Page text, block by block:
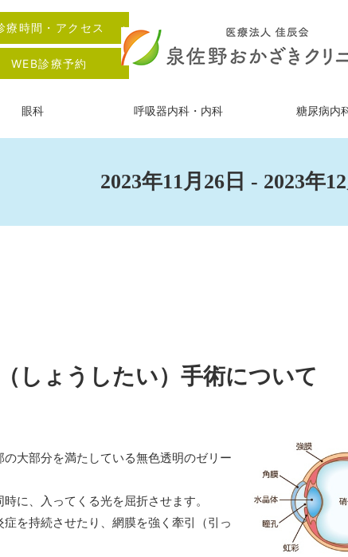
2023年11月26日 - 2023年
しょうしたい）手術について
大部分を満たしている無色透明のゼリー
に、入ってくる光を屈折させます。
を持続させたり、網膜を強く牽引（引っ
療時間・アクセス
WEB診療予約
眼科 呼吸器内科・内科 糖尿病内